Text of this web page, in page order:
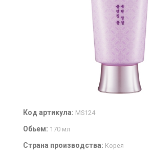
Код артикула: MS124
Обьем: 170 мл
Страна производства: Корея